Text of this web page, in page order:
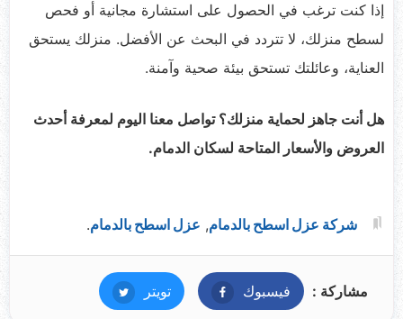
إذا كنت ترغب في الحصول على استشارة مجانية أو فحص
لسطح منزلك، لا تتردد في البحث عن الأفضل. منزلك يستحق
العناية، وعائلتك تستحق بيئة صحية وآمنة.
هل أنت جاهز لحماية منزلك؟ تواصل معنا اليوم لمعرفة أحدث
العروض والأسعار المتاحة لسكان الدمام.
شركة عزل اسطح بالدمام, عزل اسطح بالدمام.
مشاركة : فيسبوك فيسبوكتويتر تويتر